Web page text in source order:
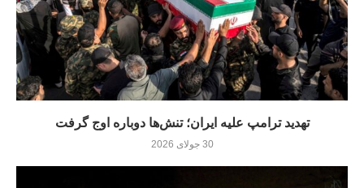
تهدید ترامپ علیه ایران؛ تنش‌ها دوباره اوج گرفت
30 جولای 2026